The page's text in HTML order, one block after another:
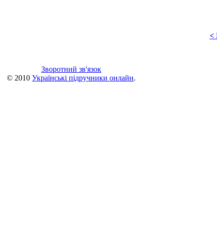
<
Зворотний зв'язок
© 2010 Українські підручники онлайн.